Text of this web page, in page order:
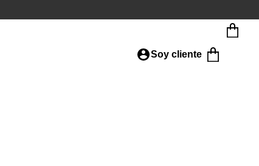
Soy cliente